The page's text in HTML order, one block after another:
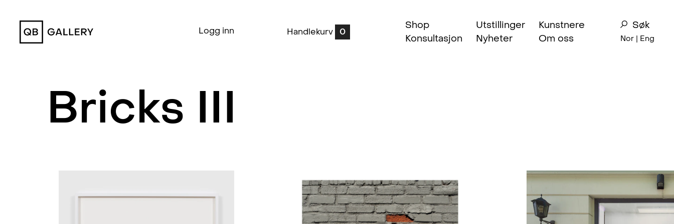
QB Gallery Logg inn Handlekurv 0
Shop Utstillinger
Kunstnere
Konsultasjon
Nyheter Om oss
Søk
Nor | Eng
Bricks III